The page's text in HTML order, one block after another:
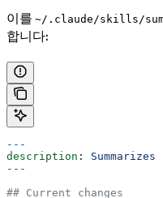
이를 ~/.claude/skills/
합니다:
---
description :
---
## Current changes